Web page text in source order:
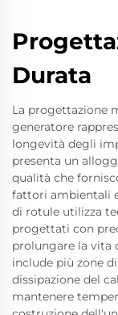
Durata
La progettazione
generatore
longevità degli
presenta un
qualità che
fattori ambientali
di rotule utilizza
progettati con
prolungare la vita
include più zone
dissipazione del
mantenere